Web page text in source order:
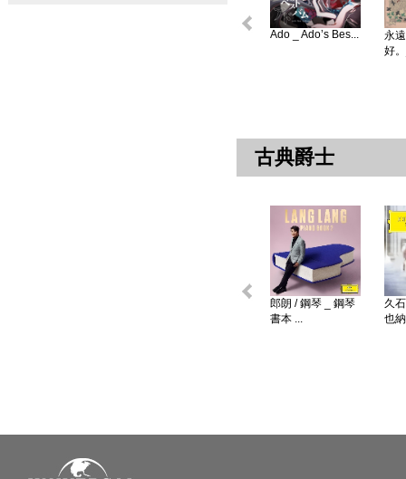
Ado _ Ado’s Bes...
永
好
古典爵士
郎朗 / 鋼琴 _ 鋼琴
書本 ...
久
也